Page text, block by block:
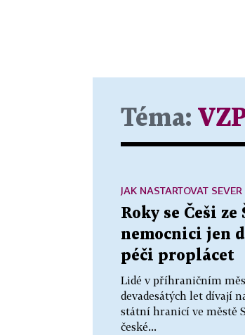
Téma:
Roky se Češi
nemocnici jen
péči proplácet
Lidé v příhraničním
devadesátých let dívají
státní hranicí ve městě
české...
JAK NASTARTOVAT SEVER